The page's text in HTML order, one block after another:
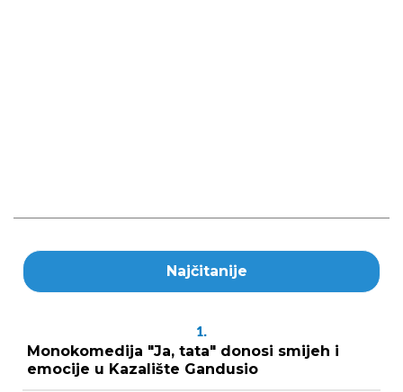
Najčitanije
1.
Monokomedija "Ja, tata" donosi smijeh i
emocije u Kazalište Gandusio